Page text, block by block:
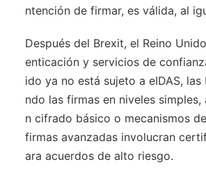
ntención de firmar, es válida, al
Después del Brexit, el Reino
enticación y servicios de
ido ya no está sujeto a eIDAS,
ndo las firmas en niveles
n cifrado básico o mecanismos
firmas avanzadas involucran
ara acuerdos de alto riesgo.